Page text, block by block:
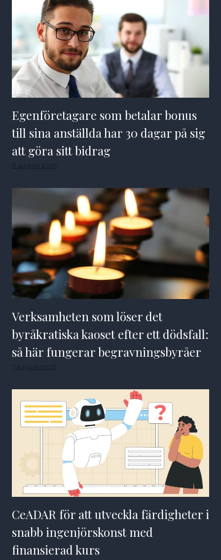
Egenföretagare som betalar bonus
till sina anställda har 30 dagar på sig
att göra sitt bidrag
8 augusti 2026
Verksamheten som löser det
byråkratiska kaoset efter ett dödsfall:
så här fungerar begravningsbyråer
7 augusti 2026
CeADAR för att utveckla färdigheter i
snabb ingenjörskonst med
finansierad kurs